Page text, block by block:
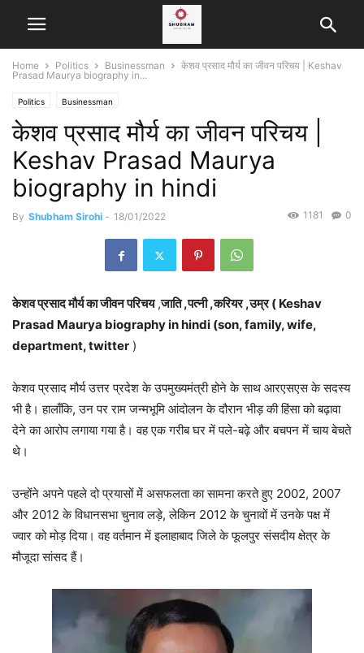
Home Politics Businessman
केशव प्रसाद मौर्य का जीवन परिचय | Keshav
Prasad Maurya biography in...
Politics Businessman
केशव प्रसाद मौर्य का जीवन परिचय |
Keshav Prasad Maurya
biography in hindi
By Shubham Sirohi - 18/01/2022 0
1181
केशव प्रसाद मौर्य का जीवन परिचय,जाति ,पत्नी ,करियर ,उम्र ( Keshav
Prasad Maurya biography in hindi (son, family, wife,
department, twitter )
केशव प्रसाद मौर्य उत्तर प्रदेश के उपमुख्यमंत्री होने के साथ आरएसएस के सदस्य
भी है। हालाँकि, उन पर राम जन्मभूमि आंदोलन के दौरान भीड़ की हिंसा को बढ़ावा
देने का आरोप लगाया गया है। वह एक गरीब घर में पले-बढ़े और बचपन में चाय बेचते
थे।
उन्होंने अपने पहले दो प्रयासों में असफलता का सामना करते हुए 2002, 2007
और 2012 के विधानसभा चुनाव लड़े, लेकिन 2012 के चुनावों में उनके पक्ष में
ज्वार को मोड़ दिया। वह वर्तमान में इलाहाबाद जिले के फूलपुर संसदीय क्षेत्र के
मौजूदा सांसद हैं।